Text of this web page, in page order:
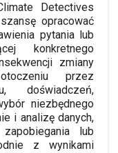
Detectives
opracować
pytania lub
konkretnego
zmiany
przez
doświadczeń,
niezbędnego
i analizę danych,
lub
z wynikami